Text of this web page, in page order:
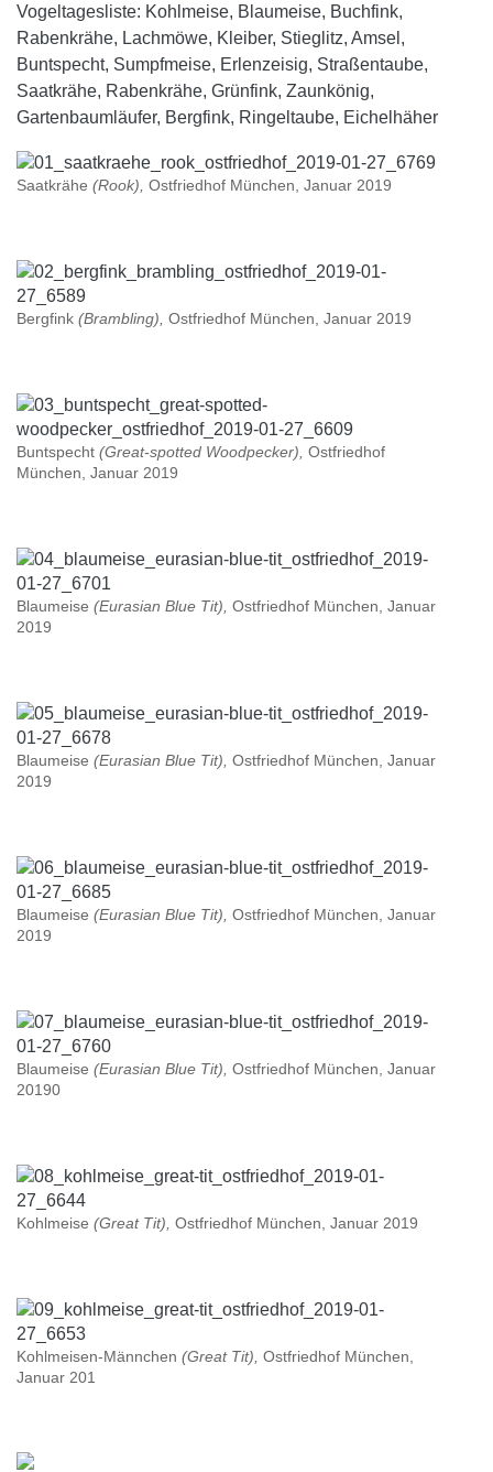
Vogeltagesliste: Kohlmeise, Blaumeise, Buchfink,
Rabenkrähe, Lachmöwe, Kleiber, Stieglitz, Amsel,
Buntspecht, Sumpfmeise, Erlenzeisig, Straßentaube,
Saatkrähe, Rabenkrähe, Grünfink, Zaunkönig,
Gartenbaumläufer, Bergfink, Ringeltaube, Eichelhäher
Saatkrähe (Rook), Ostfriedhof München, Januar 2019
Bergfink (Brambling), Ostfriedhof München, Januar 2019
Buntspecht (Great-spotted Woodpecker), Ostfriedhof
München, Januar 2019
Blaumeise (Eurasian Blue Tit), Ostfriedhof München, Januar
2019
Blaumeise (Eurasian Blue Tit), Ostfriedhof München, Januar
2019
Blaumeise (Eurasian Blue Tit), Ostfriedhof München, Januar
2019
Blaumeise (Eurasian Blue Tit), Ostfriedhof München, Januar
20190
Kohlmeise (Great Tit), Ostfriedhof München, Januar 2019
Kohlmeisen-Männchen (Great Tit), Ostfriedhof München,
Januar 201